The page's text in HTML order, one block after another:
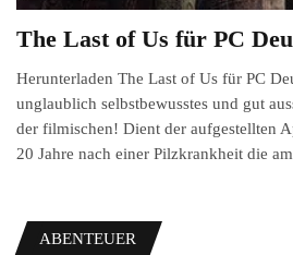
The Last of Us für PC
Herunterladen The Last of Us für PC
unglaublich selbstbewusstes und gut
der filmischen! Dient der aufgestellten
20 Jahre nach einer Pilzkrankheit die
ABENTEUER